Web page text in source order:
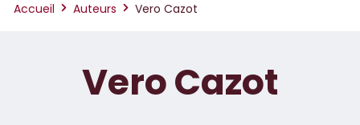
Accueil Auteurs Vero Cazot
Vero Cazot